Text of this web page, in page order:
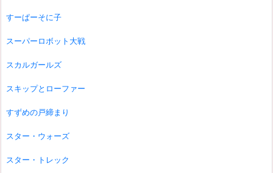
すーぱーそに子
スーパーロボット大戦
スカルガールズ
スキップとローファー
すずめの戸締まり
スター・ウォーズ
スター・トレック